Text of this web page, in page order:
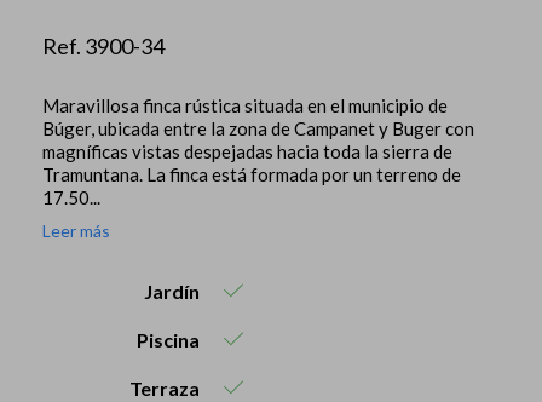
Ref. 3900-34
Maravillosa finca rústica situada en el municipio de
Búger, ubicada entre la zona de Campanet y Buger con
magníficas vistas despejadas hacia toda la sierra de
Tramuntana. La finca está formada por un terreno de
17.50...
Leer más
Jardín
Piscina
Terraza